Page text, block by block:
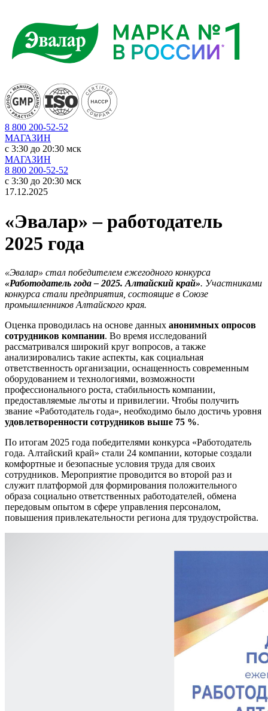
8 800 200-52-52
МАГАЗИН
c 3:30 до 20:30 мск
МАГАЗИН
8 800 200-52-52
c 3:30 до 20:30 мск
17.12.2025
«Эвалар» – работодатель
2025 года
«Эвалар» стал победителем ежегодного конкурса
«Работодатель года – 2025. Алтайский край». Участниками
конкурса стали предприятия, состоящие в Союзе
промышленников Алтайского края.
Оценка проводилась на основе данных анонимных опросов
сотрудников компании. Во время исследований
рассматривался широкий круг вопросов, а также
анализировались такие аспекты, как социальная
ответственность организации, оснащенность современным
оборудованием и технологиями, возможности
профессионального роста, стабильность компании,
предоставляемые льготы и привилегии. Чтобы получить
звание «Работодатель года», необходимо было достичь уровня
удовлетворенности сотрудников выше 75 %.
По итогам 2025 года победителями конкурса «Работодатель
года. Алтайский край» стали 24 компании, которые создали
комфортные и безопасные условия труда для своих
сотрудников. Мероприятие проводится во второй раз и
служит платформой для формирования положительного
образа социально ответственных работодателей, обмена
передовым опытом в сфере управления персоналом,
повышения привлекательности региона для трудоустройства.